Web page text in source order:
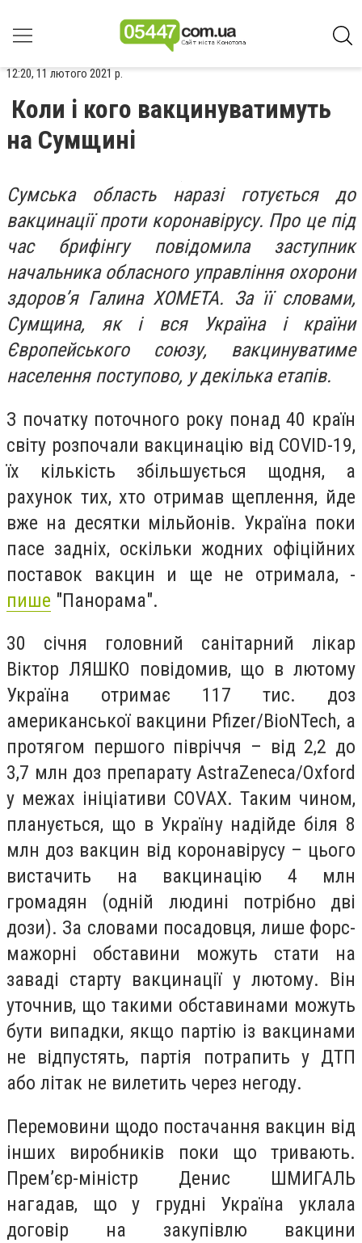
12:20, 11 лютого 2021 р.
Коли і кого вакцинуватимуть
на Сумщині
Сумська область наразі готується до
вакцинації проти коронавірусу. Про це під
час брифінгу повідомила заступник
начальника обласного управління охорони
здоров’я Галина ХОМЕТА. За її словами,
Сумщина, як і вся Україна і країни
Європейського союзу, вакцинуватиме
населення поступово, у декілька етапів.
З початку поточного року понад 40 країн
світу розпочали вакцинацію від COVID-19,
їх кількість збільшується щодня, а
рахунок тих, хто отримав щеплення, йде
вже на десятки мільйонів. Україна поки
пасе задніх, оскільки жодних офіційних
поставок вакцин и ще не отримала, -
пише "Панорама".
30 січня головний санітарний лікар
Віктор ЛЯШКО повідомив, що в лютому
Україна отримає 117 тис. доз
американської вакцини Pfizer/BioNTech, а
протягом першого півріччя – від 2,2 до
3,7 млн доз препарату AstraZeneca/Oxford
у межах ініціативи COVAX. Таким чином,
планується, що в Україну надійде біля 8
млн доз вакцин від коронавірусу – цього
вистачить на вакцинацію 4 млн
громадян (одній людині потрібно дві
дози). За словами посадовця, лише форс-
мажорні обставини можуть стати на
заваді старту вакцинації у лютому. Він
уточнив, що такими обставинами можуть
бути випадки, якщо партію із вакцинами
не відпустять, партія потрапить у ДТП
або літак не вилетить через негоду.
Перемовини щодо постачання вакцин від
інших виробників поки що тривають.
Прем’єр-міністр Денис ШМИГАЛЬ
нагадав, що у грудні Україна уклала
договір на закупівлю вакцини